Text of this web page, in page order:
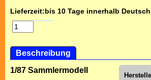
Lieferzeit:bis 10 Tage innerhalb
Beschreibung
1/87 Sammlermodell